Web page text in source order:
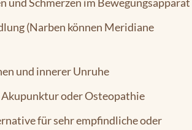
(Narben können Meridiane
und innerer Unruhe
Akupunktur oder Osteopathie
für sehr empfindliche oder